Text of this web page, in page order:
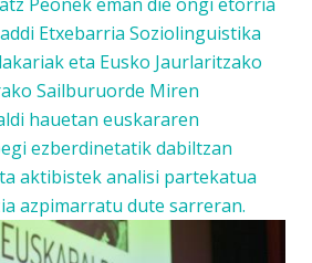
Etxebarria Soziolinguistika
eta Eusko Jaurlaritzako
Sailburuorde Miren
hauetan euskararen
ezberdinetatik dabiltzan
aktibistek analisi partekatua
azpimarratu dute sarreran.